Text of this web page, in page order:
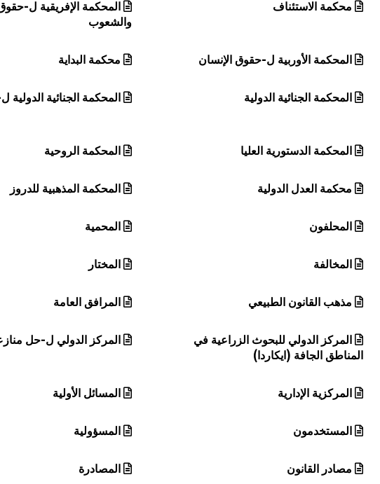
محكمة الاستئناف
المحكمة الإفريقية ل-
والشعوب
المحكمة الأوربية ل-حقوق الإنسان محكمة البداية
المحكمة الجنائية الدولية المحكمة الجنائية الدولية
المحكمة الدستورية العليا المحكمة الروحية
محكمة العدل الدولية المحكمة المذهبية للدروز
المحلفون المحمية
المخالفة المختار
مذهب القانون الطبيعي المرافق العامة
المركز الدولي للبحوث الزراعية في
المناطق الجافة (ايكاردا)
المركز الدولي ل-حل
المركزية الإدارية المسائل الأولية
المستخدمون المسؤولية
مصادر القانون المصادرة